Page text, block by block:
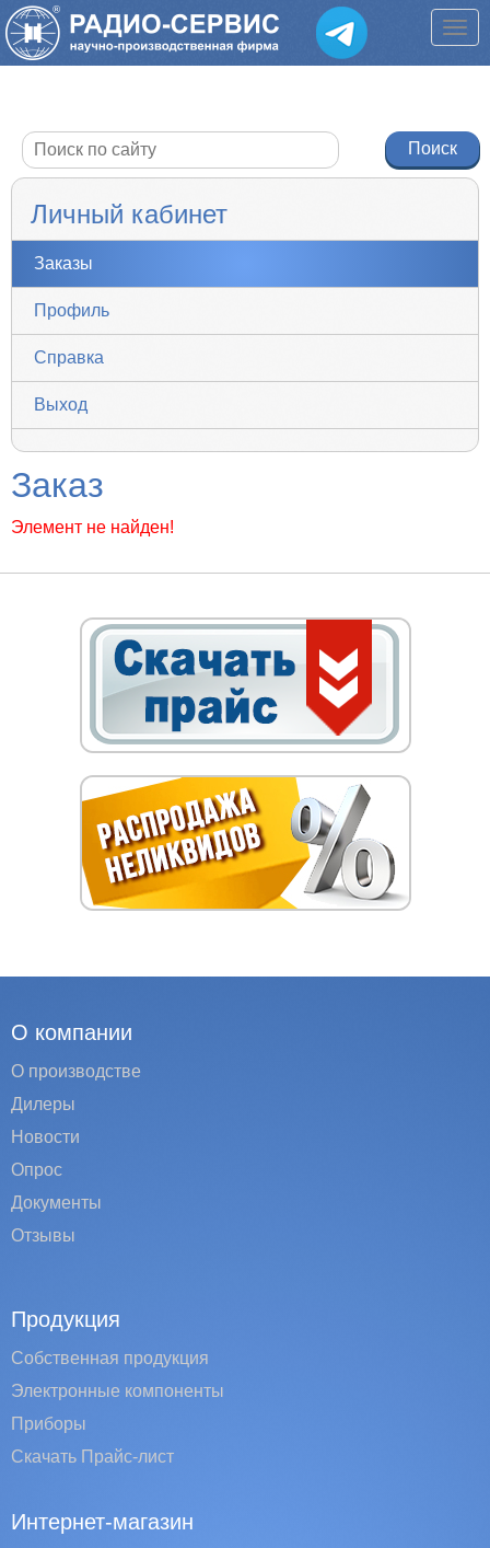
Личный кабинет
Заказы
Профиль
Справка
Выход
Заказ
Элемент не найден!
О компании
О производстве
Дилеры
Новости
Опрос
Документы
Отзывы
Продукция
Собственная продукция
Электронные компоненты
Приборы
Скачать Прайс-лист
Интернет-магазин